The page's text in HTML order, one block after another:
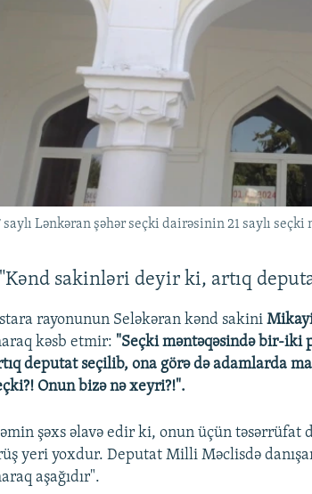
saylı Lənkəran şəhər seçki dairəsinin 21 saylı
"Kənd sakinləri deyir ki, artıq
rayonunun Seləkəran kənd sakini
kəsb etmir: "Seçki məntəqəsində bir-
deputat seçilib, ona görə də adamlarda
Onun bizə nə xeyri?!".
şəxs əlavə edir ki, onun üçün təsərrüfat
yeri yoxdur. Deputat Milli Məclisdə
aşağıdır".